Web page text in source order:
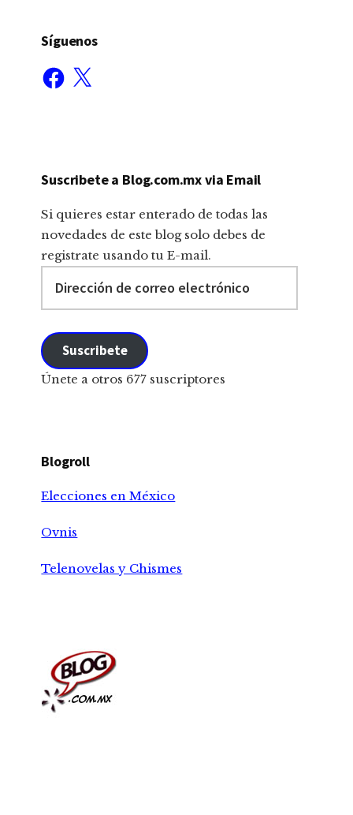
Síguenos
Facebook
X
Suscribete a Blog.com.mx via Email
Si quieres estar enterado de todas las
novedades de este blog solo debes de
registrate usando tu E-mail.
electrónico
Suscribete
Únete a otros 677 suscriptores
Blogroll
Elecciones en México
Ovnis
Telenovelas y Chismes